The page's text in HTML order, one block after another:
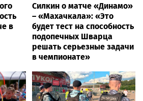
в
Силкин о матче «Динамо»
– «Махачкала»: «Это
будет тест на способность
подопечных Шварца
решать серьезные задачи
в чемпионате»